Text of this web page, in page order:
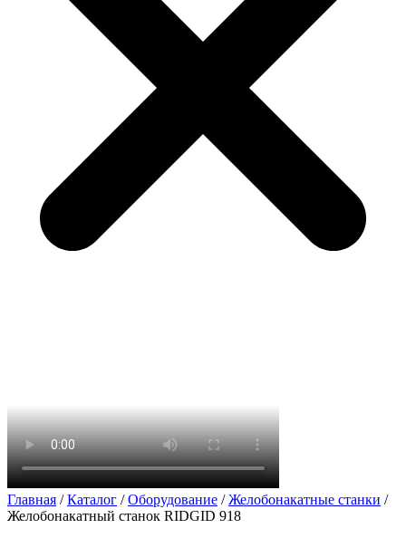
Главная / Каталог / Оборудование / Желобонакатные станки /
Желобонакатный станок RIDGID 918